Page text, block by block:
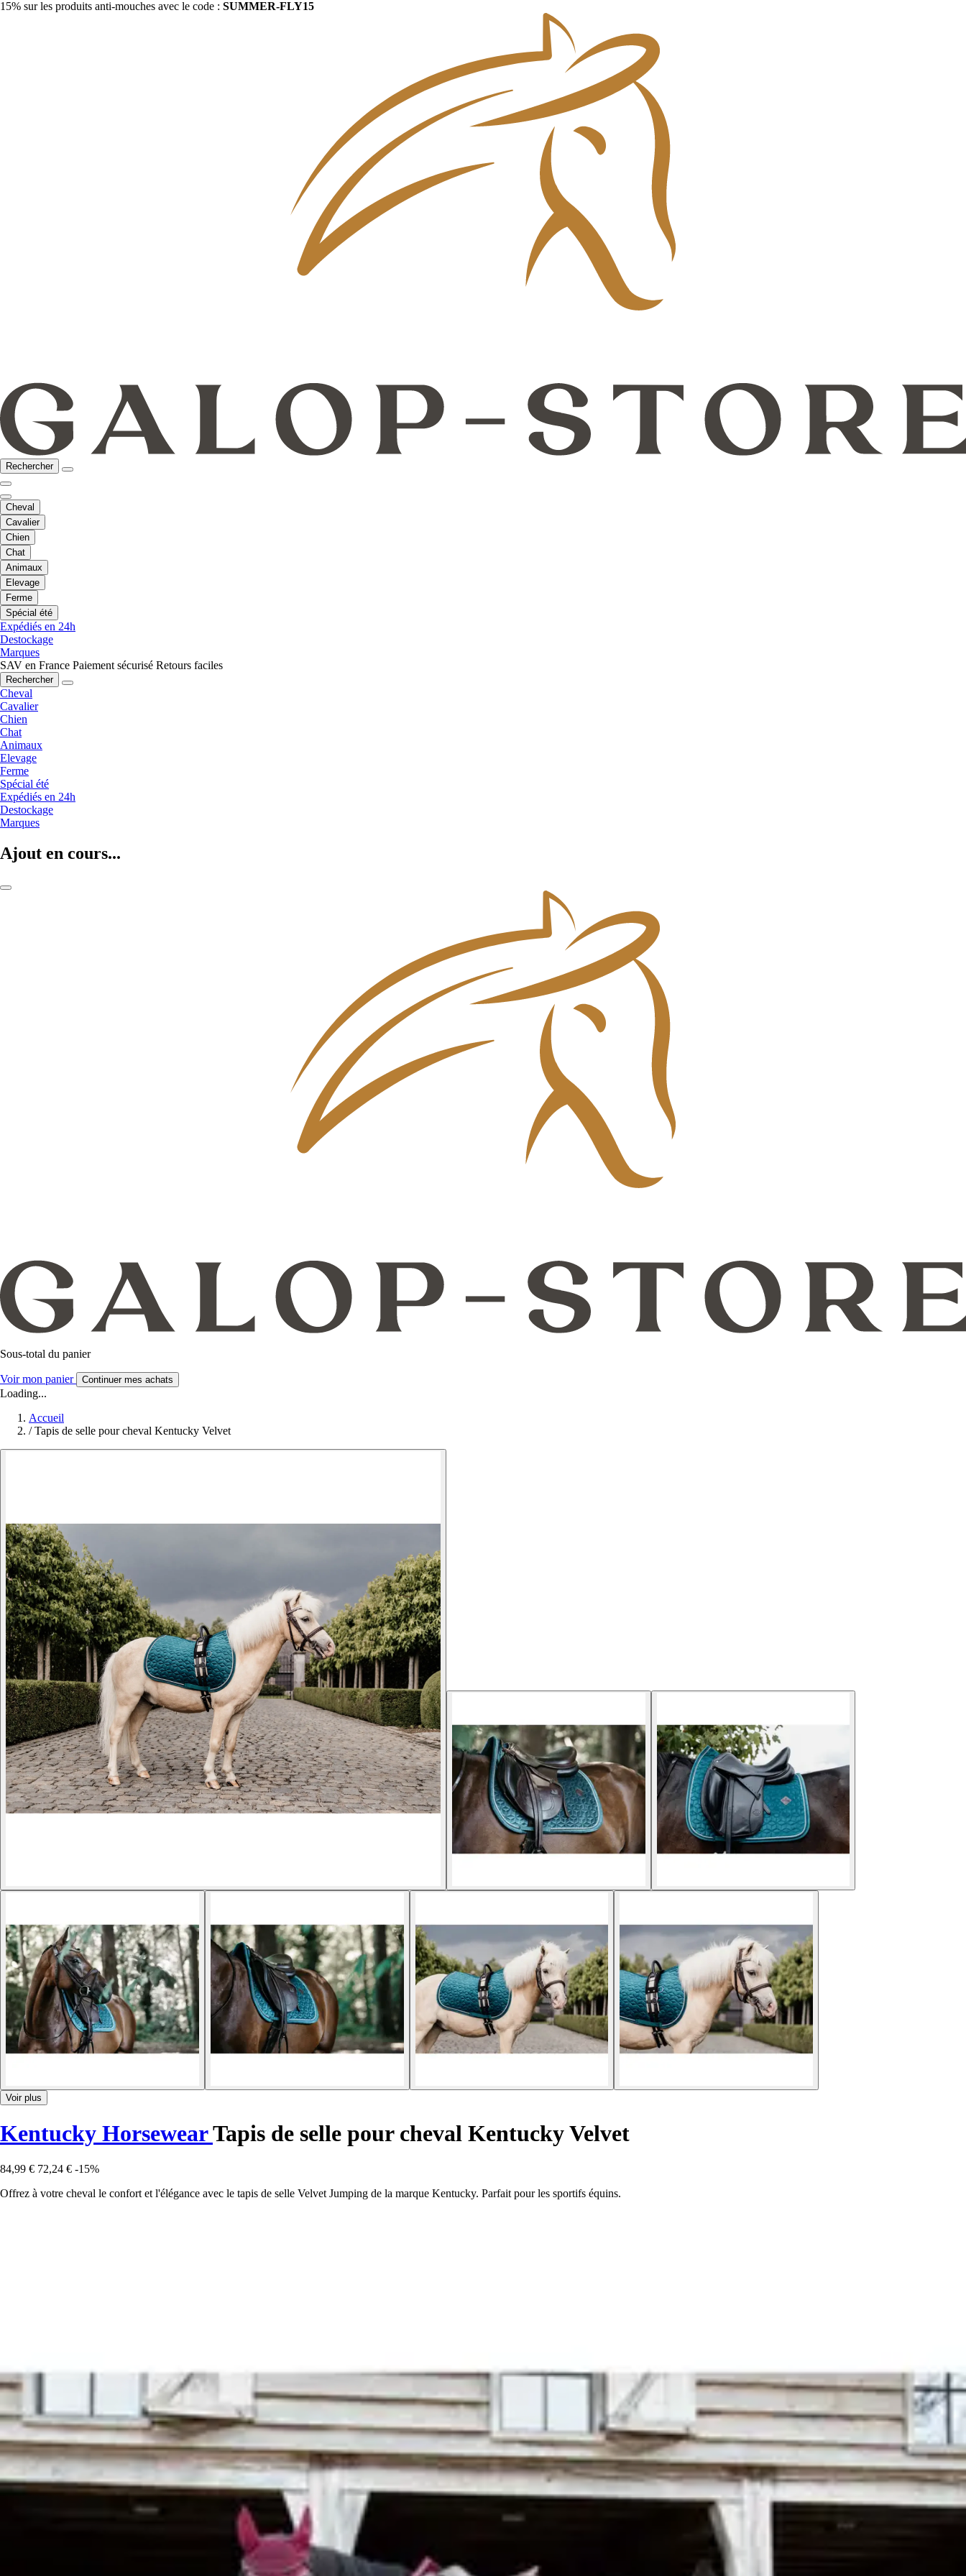
15% sur les produits anti-mouches avec le code : SUMMER-FLY15
Rechercher
Cheval
Cavalier
Chien
Chat
Animaux
Elevage
Ferme
Spécial été
Expédiés en 24h
Destockage
Marques
SAV en France Paiement sécurisé Retours faciles
Rechercher
Cheval
Cavalier
Chien
Chat
Animaux
Elevage
Ferme
Spécial été
Expédiés en 24h
Destockage
Marques
Ajout en cours...
Sous-total du panier
Voir mon panier Continuer mes achats
Loading...
Accueil
/ Tapis de selle pour cheval Kentucky Velvet
Voir plus
Kentucky HorsewearTapis de selle pour cheval Kentucky Velvet
84,99 € 72,24 € -15%
Offrez à votre cheval le confort et l'élégance avec le tapis de selle Velvet Jumping de la marque Kentucky. Parfait pour les sportifs équins.